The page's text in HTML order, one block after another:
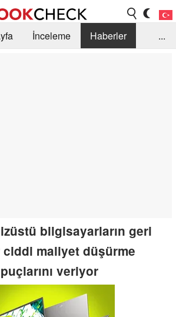
İnceleme
Haberler
...
bilgisayarların geri
maliyet düşürme
veriyor